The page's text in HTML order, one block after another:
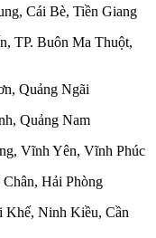
Cái Bè, Tiền Giang
TP. Buôn Ma Thuột,
Quảng Ngãi
Quảng Nam
Vĩnh Yên, Vĩnh Phúc
Hải Phòng
Khế, Ninh Kiều, Cần